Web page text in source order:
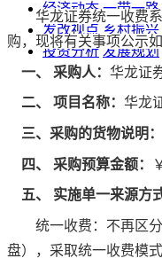
经济动态 一带一路
发改视点 乡村振兴
投资分析 发展规划
监测预测
文库下载
华龙证券统一收费
购，现将有关事项公示如
一、 采购人：华龙证
二、 项目名称：华龙
三、采购的货物说明
四、 采购预算金额：
五、 实施单一来源方
统一收费：不再区
盘），采取统一收费模式